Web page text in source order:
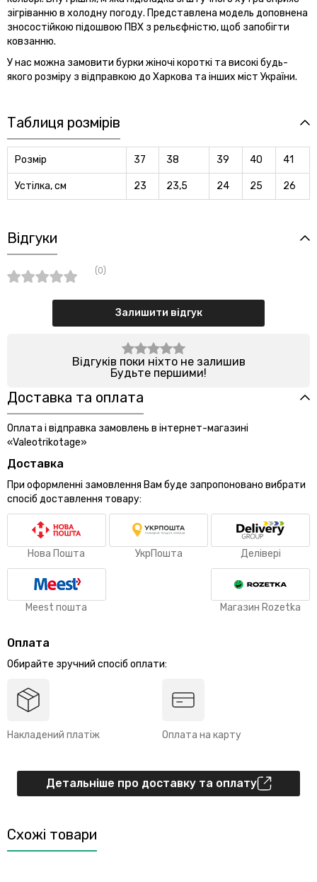
зігріванню в холодну погоду. Представлена ​​модель доповнена
зносостійкою підошвою ПВХ з рельєфністю, щоб запобігти
ковзанню.
У нас можна замовити бурки жіночі короткі та високі будь-
якого розміру з відправкою до Харкова та інших міст України.
Таблиця розмірів
Розмір 37 38 39 40 41
Устілка, см 23 23,5 24 25 26
Відгуки
(0)
Залишити відгук
Відгуків поки ніхто не залишив
Будьте першими!
Доставка та оплата
Оплата і відправка замовлень в інтернет-магазині
«Valeotrikotage»
Доставка
При оформленні замовлення Вам буде запропоновано вибрати
спосіб доставлення товару:
Нова Пошта УкрПошта Делівері
Meest пошта Магазин Rozetka
Оплата
Обирайте зручний спосіб оплати:
Накладений платіж Оплата на карту
Детальніше про доставку та оплату
Схожі товари